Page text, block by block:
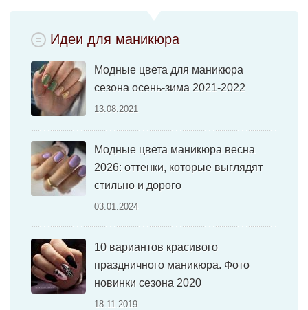
Идеи для маникюра
Модные цвета для маникюра
сезона осень-зима 2021-2022
13.08.2021
Модные цвета маникюра весна
2026: оттенки, которые выглядят
стильно и дорого
03.01.2024
10 вариантов красивого
праздничного маникюра. Фото
новинки сезона 2020
18.11.2019